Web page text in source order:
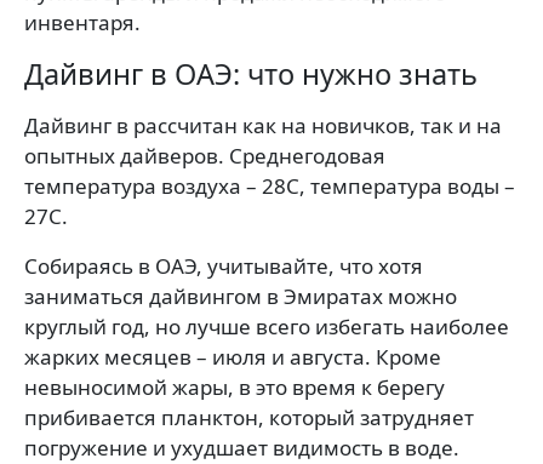
инвентаря.
Дайвинг в ОАЭ: что нужно знать
Дайвинг в рассчитан как на новичков, так и на
опытных дайверов. Среднегодовая
температура воздуха – 28С, температура воды –
27С.
Собираясь в ОАЭ, учитывайте, что хотя
заниматься дайвингом в Эмиратах можно
круглый год, но лучше всего избегать наиболее
жарких месяцев – июля и августа. Кроме
невыносимой жары, в это время к берегу
прибивается планктон, который затрудняет
погружение и ухудшает видимость в воде.